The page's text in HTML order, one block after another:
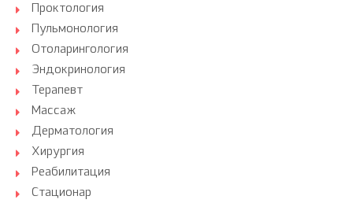
Проктология
Пульмонология
Отоларингология
Эндокринология
Терапевт
Массаж
Дерматология
Хирургия
Реабилитация
Стационар